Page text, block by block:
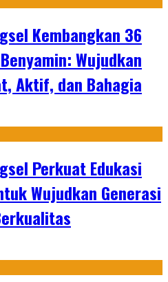
Kembangkan 36
Wujudkan
Aktif, dan Bahagia
Perkuat Edukasi
Wujudkan Generasi